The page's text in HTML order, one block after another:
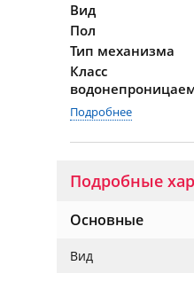
Вид
Пол
Тип механизма
Класс
Подробнее
Подробные
Основные
Вид